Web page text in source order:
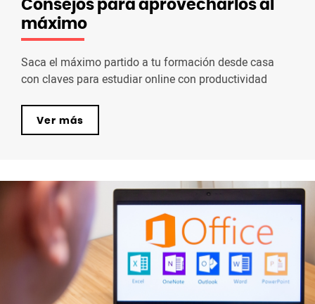
Consejos para aprovecharlos al
máximo
Saca el máximo partido a tu formación desde casa
con claves para estudiar online con productividad
Ver más